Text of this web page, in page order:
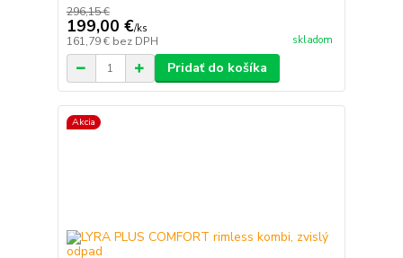
296,15 €
199,00 €/ks
161,79 € bez DPH skladom
Pridať do košíka
Akcia